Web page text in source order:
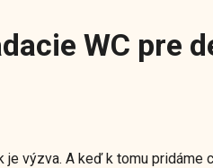
WC pre
je výzva. A keď k tomu